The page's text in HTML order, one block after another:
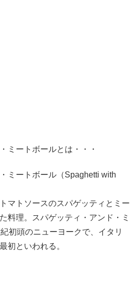
ミートボールとは・・・
ミートボール（Spaghetti with
マトソースのスパゲッティとミー
料理。スパゲッティ・アンド・ミ
初頭のニューヨークで、イタリ
初といわれる。